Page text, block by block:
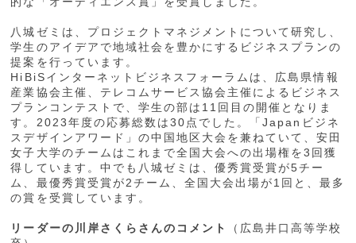
八城ゼミは、プロジェクトマネジメントについて研究し、
学生のアイデアで地域社会を豊かにするビジネスプランの
提案を行っています。
HiBiSインターネットビジネスフォーラムは、広島県情報
産業協会主催、テレコムサービス協会主催によるビジネス
プランコンテストで、学生の部は11回目の開催となりま
す。2023年度の応募総数は30点でした。「Japanビジネ
スデザインアワード」の中国地区大会を兼ねていて、安田
女子大学のチームはこれまで全国大会への出場権を3回獲
得しています。中でも八城ゼミは、優秀賞受賞が5チー
ム、最優秀賞受賞が2チーム、全国大会出場が1回と、最多
の賞を受賞しています。
リーダーの川岸さくらさんのコメント
（広島井口高等学校